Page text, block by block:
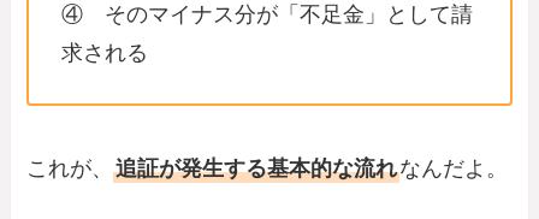
④ そのマイナス分が「不足金」として請
求される
これが、追証が発生する基本的な流れなんだよ。